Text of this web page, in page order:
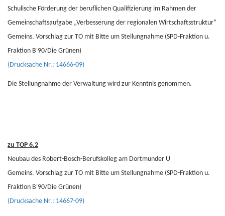
Schulische Förderung der beruflichen Qualifizierung im Rahmen der
Gemeinschaftsaufgabe „Verbesserung der regionalen Wirtschaftsstruktur“
Gemeins. Vorschlag zur TO mit Bitte um Stellungnahme (SPD-Fraktion u.
Fraktion B'90/Die Grünen)
(Drucksache Nr.: 14666-09)
Die Stellungnahme der Verwaltung wird zur Kenntnis genommen.
zu TOP 6.2
Neubau des Robert-Bosch-Berufskolleg am Dortmunder U
Gemeins. Vorschlag zur TO mit Bitte um Stellungnahme (SPD-Fraktion u.
Fraktion B'90/Die Grünen)
(Drucksache Nr.: 14667-09)